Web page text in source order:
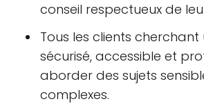
conseil respectueux de
Tous les clients
sécurisé, accessible et
aborder des sujets
complexes.